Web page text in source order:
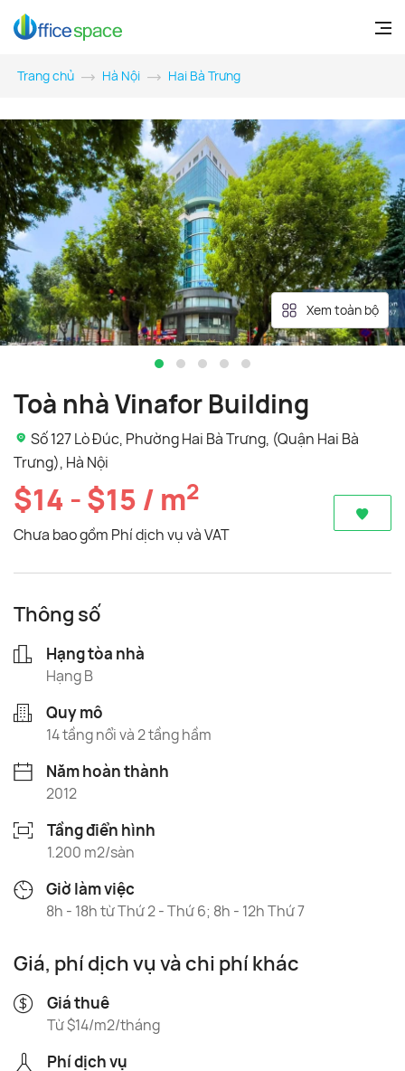
Trang chủ Hà Nội Hai Bà Trưng
Xem toàn bộ
Toà nhà Vinafor Building
Số 127 Lò Đúc, Phường Hai Bà Trưng, (Quận Hai Bà
Trưng), Hà Nội
$14 - $15 / m2
Chưa bao gồm Phí dịch vụ và VAT
Thông số
Hạng tòa nhà
Hạng B
Quy mô
14 tầng nổi và 2 tầng hầm
Năm hoàn thành
2012
Tầng điển hình
1.200 m2/sàn
Giờ làm việc
8h - 18h từ Thứ 2 - Thứ 6; 8h - 12h Thứ 7
Giá, phí dịch vụ và chi phí khác
Giá thuê
Từ $14/m2/tháng
Phí dịch vụ